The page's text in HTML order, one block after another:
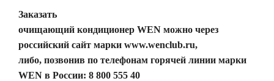
Заказать
очищающий кондиционер WEN можно через
российский сайт марки www.wenclub.ru,
либо, позвонив по телефонам горячей линии марки
WEN в России: 8 800 555 40